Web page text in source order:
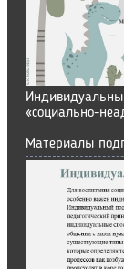
«социально-
Материалы